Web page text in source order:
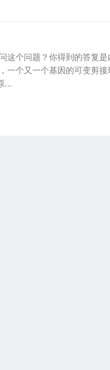
这个问题？你得到的答复
一个又一个基因的可变剪
...